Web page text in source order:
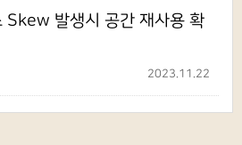
Skew 발생시 공간 재사용 확
2023.11.22